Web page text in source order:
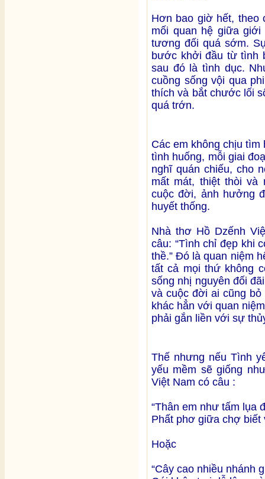
Hơn bao giờ hết, theo
mối quan hệ giữa
tương đối quá sớm.
bước khởi đầu từ tình
sau đó là tình dục.
cuồng sống vội qua
thích và bắt chước lối
quá trớn.
Các em không chịu
tình huống, mỗi giai
nghĩ quán chiếu, cho
mất mát, thiệt thòi và
cuộc đời, ảnh hưởng
huyết thống.
Nhà thơ Hồ Dzếnh
câu: “Tình chỉ đẹp khi
thề.” Đó là quan niệm
tất cả mọi thứ không
sống nhị nguyên đối
và cuộc đời ai cũng
khác hẳn với quan
phải gắn liền với sự
Thế nhưng nếu Tình
yếu mềm sẽ giống
Việt Nam có câu :
“Thân em như tấm lụa
Phất phơ giữa chợ biết
Hoặc
“Cây cao nhiều nhánh